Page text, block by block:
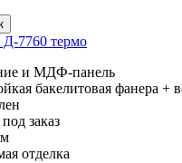
Д-7760 термо
и МДФ-панель
бакелитовая фанера +
заказ
отделка